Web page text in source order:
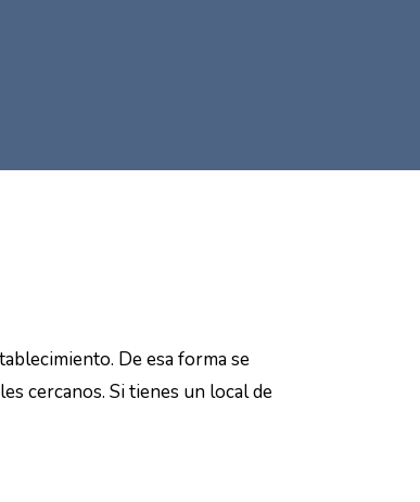
De esa forma se
cercanos. Si tienes un local de